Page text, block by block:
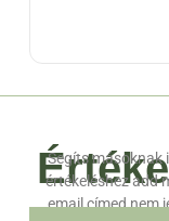
Segíts másoknak
értékeléshez add
email címed nem